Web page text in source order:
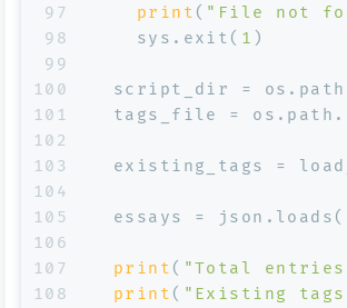
97
98
99
100
101
102
103
104
105
106
107
108
print ( "File not
    sys.exit(
1 )
script_dir =
tags_file =
existing_tags =
essays =
print ( "Total
print ( "Existing